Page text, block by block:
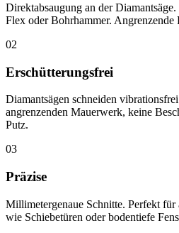
Direktabsaugung an der
Flex oder Bohrhammer. Angrenzende
02
Erschütterungsfrei
Diamantsägen schneiden
angrenzenden Mauerwerk, keine
Putz.
03
Präzise
Millimetergenaue Schnitte. Perfekt für
wie Schiebetüren oder bodentiefe